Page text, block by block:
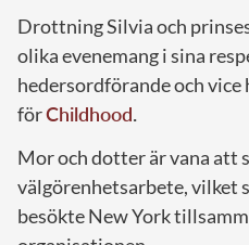
Drottning Silvia och
olika evenemang i sina
hedersordförande och
förChildhood.
Mor och dotter är vana att
välgörenhetsarbete, vilket
besökte New York